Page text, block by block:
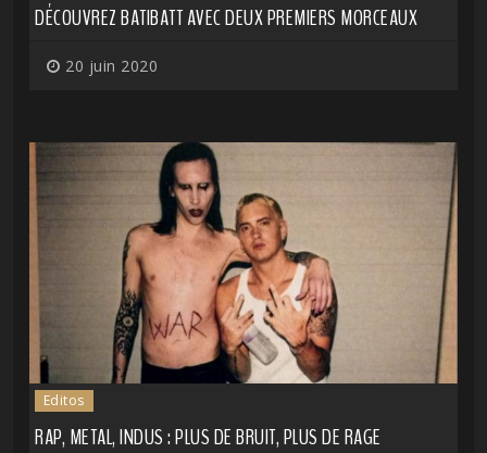
DÉCOUVREZ BATIBATT AVEC DEUX PREMIERS MORCEAUX
20 juin 2020
Editos
RAP, METAL, INDUS : PLUS DE BRUIT, PLUS DE RAGE